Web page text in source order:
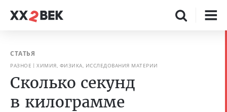
СТАТЬЯ
РАЗНОЕ ХИМИЯ, ФИЗИКА, ИССЛЕДОВАНИЯ МАТЕРИИ
Сколько секунд
в килограмме